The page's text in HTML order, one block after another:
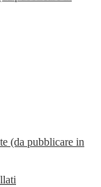
(da pubblicare in